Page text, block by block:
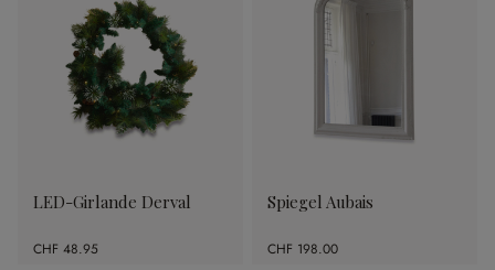
LED-Girlande Derval
CHF 48.95
Spiegel Aubais
CHF 198.00